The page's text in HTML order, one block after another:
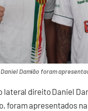
Damião foram
lateral direito Daniel
foram apresentados